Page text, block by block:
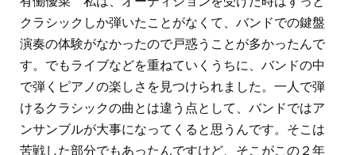
クラシックしか弾いたことがなくて、バンドでの鍵盤
演奏の体験がなかったので戸惑うことが多かったんで
す。でもライブなどを重ねていくうちに、バンドの中
で弾くピアノの楽しさを見つけられました。一人で弾
けるクラシックの曲とは違う点として、バンドではア
ンサンブルが大事になってくると思うんです。そこは
苦戦した部分でもあったんですけど、そこがこの２年